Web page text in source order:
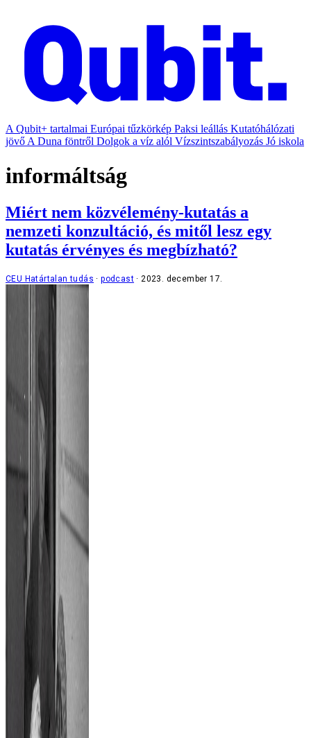
A Qubit+ tartalmai Európai tűzkörkép Paksi leállás Kutatóhálózati
jövő A Duna föntről Dolgok a víz alól Vízszintszabályozás Jó iskola
informáltság
Miért nem közvélemény-kutatás a
nemzeti konzultáció, és mitől lesz egy
kutatás érvényes és megbízható?
CEU Határtalan tudás podcast 2023. december 17.